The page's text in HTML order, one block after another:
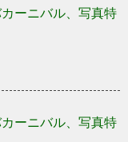
ーニバル、写真特
ーニバル、写真特